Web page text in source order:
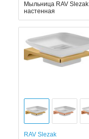
Мыльница RAV
настенная
RAV Slezak